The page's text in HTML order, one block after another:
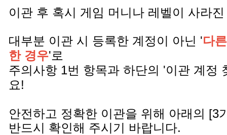
이관 후 혹시 게임 머니나 레벨이 사라
대부분 이관 시 등록한 계정이 아닌 '다
한 경우'로
주의사항 1번 항목과 하단의 '이관 계정
요!
안전하고 정확한 이관을 위해 아래의 [3
반드시 확인해 주시기 바랍니다.